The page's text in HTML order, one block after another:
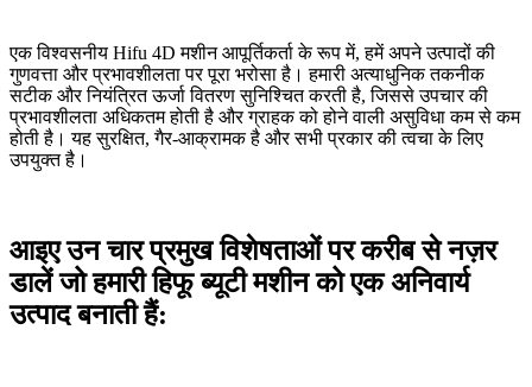
एक विश्वसनीय Hifu 4D मशीन आपूर्तिकर्ता के रूप में, हमें अपने उत्पादों की
गुणवत्ता और प्रभावशीलता पर पूरा भरोसा है। हमारी अत्याधुनिक तकनीक
सटीक और नियंत्रित ऊर्जा वितरण सुनिश्चित करती है, जिससे उपचार की
प्रभावशीलता अधिकतम होती है और ग्राहक को होने वाली असुविधा कम से कम
होती है। यह सुरक्षित, गैर-आक्रामक है और सभी प्रकार की त्वचा के लिए
उपयुक्त है।
आइए उन चार प्रमुख विशेषताओं पर करीब से नज़र
डालें जो हमारी हिफू ब्यूटी मशीन को एक अनिवार्य
उत्पाद बनाती हैं: